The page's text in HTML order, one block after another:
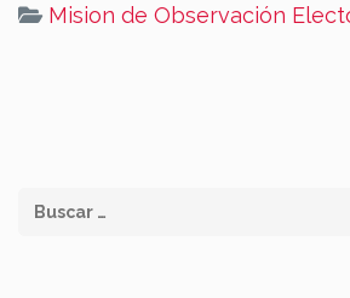
Mision de Observación